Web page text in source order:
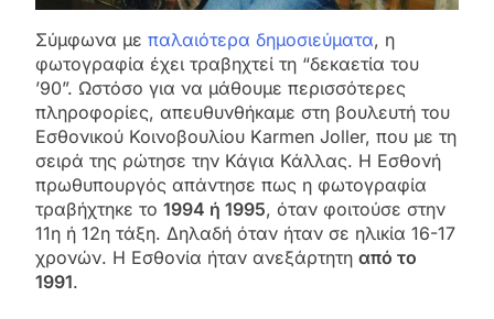
Σύμφωνα με παλαιότερα δημοσιεύματα, η
φωτογραφία έχει τραβηχτεί τη “δεκαετία του
’90”. Ωστόσο για να μάθουμε περισσότερες
πληροφορίες, απευθυνθήκαμε στη βουλευτή του
Εσθονικού Κοινοβουλίου Karmen Joller, που με τη
σειρά της ρώτησε την Κάγια Κάλλας. Η Εσθονή
πρωθυπουργός απάντησε πως η φωτογραφία
τραβήχτηκε το 1994 ή 1995, όταν φοιτούσε στην
11η ή 12η τάξη. Δηλαδή όταν ήταν σε ηλικία 16-17
χρονών. Η Εσθονία ήταν ανεξάρτητη από το
1991.